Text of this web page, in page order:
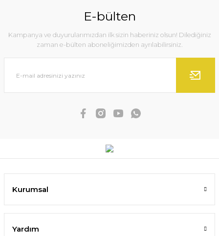
E-bülten
Kampanya ve duyurularımızdan ilk sizin haberiniz olsun! Dilediğiniz
zaman e-bülten aboneliğimizden ayrılabilirsiniz.
Kurumsal
Yardım